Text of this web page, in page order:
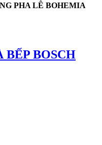
PHA LÊ BOHEMIA
BOSCH